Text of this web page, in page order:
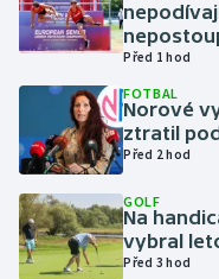
Lezení
Lyže a snowboard
Moderní pětiboj
Motorsport
Olympijské hry
Před 1 hod
FOTBAL
Norové
ztratil
Před 2 hod
GOLF
Na
vybral
Před 3 hod